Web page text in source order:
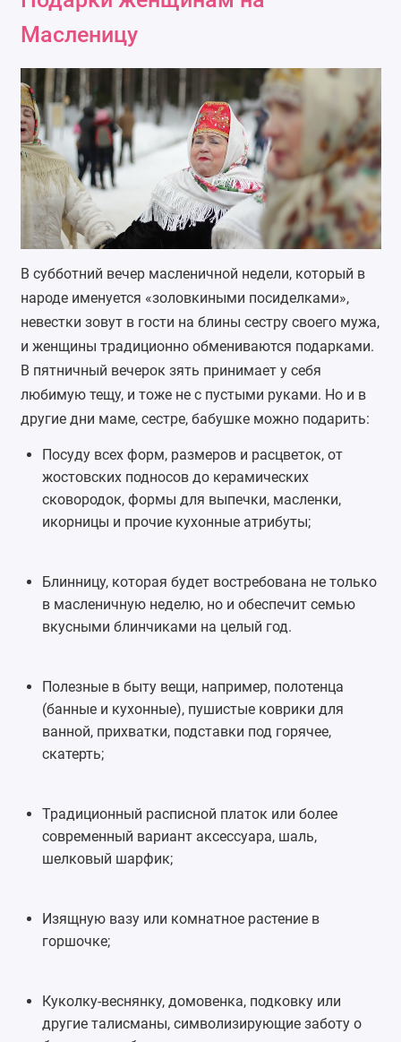
Масленицу
В субботний вечер масленичной недели, который в
народе именуется «золовкиными посиделками»,
невестки зовут в гости на блины сестру своего мужа,
и женщины традиционно обмениваются подарками.
В пятничный вечерок зять принимает у себя
любимую тещу, и тоже не с пустыми руками. Но и в
другие дни маме, сестре, бабушке можно подарить:
Посуду всех форм, размеров и расцветок, от
жостовских подносов до керамических
сковородок, формы для выпечки, масленки,
икорницы и прочие кухонные атрибуты;
Блинницу, которая будет востребована не только
в масленичную неделю, но и обеспечит семью
вкусными блинчиками на целый год.
Полезные в быту вещи, например, полотенца
(банные и кухонные), пушистые коврики для
ванной, прихватки, подставки под горячее,
скатерть;
Традиционный расписной платок или более
современный вариант аксессуара, шаль,
шелковый шарфик;
Изящную вазу или комнатное растение в
горшочке;
Куколку-веснянку, домовенка, подковку или
другие талисманы, символизирующие заботу о